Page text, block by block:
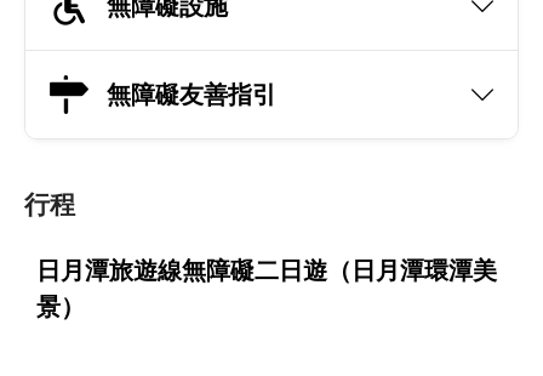
無障礙設施
無障礙友善指引
行程
日月潭旅遊線無障礙二日遊（日月潭環潭美
景）